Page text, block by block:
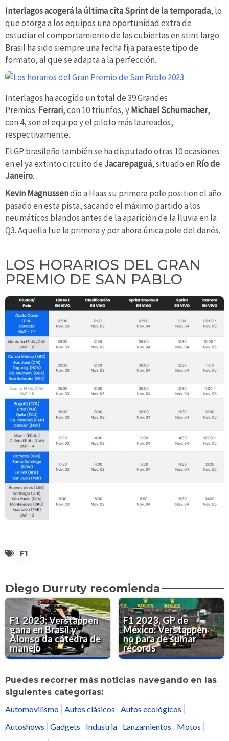
Interlagos acogerá la última cita Sprint de la temporada, lo
que otorga a los equipos una oportunidad extra de
estudiar el comportamiento de las cubiertas en stint largo.
Brasil ha sido siempre una fecha fija para este tipo de
formato, al que se adapta a la perfección.
Interlagos ha acogido un total de 39 Grandes
Premios. Ferrari, con 10 triunfos, yMichael Schumacher,
con 4, son el equipo y el piloto más laureados,
respectivamente.
El GP brasileño también se ha disputado otras 10 ocasiones
en el ya extinto circuito de Jacarepaguá, situado en Río de
Janeiro.
Kevin Magnussendio a Haas su primera pole position el año
pasado en esta pista, sacando el máximo partido a los
neumáticos blandos antes de la aparición de la lluvia en la
Q3. Aquella fue la primera y por ahora única pole del danés.
LOS HORARIOS DEL GRAN
PREMIO DE SAN PABLO
F1
Diego Durruty recomienda
F1 2023: Verstappen
gana en Brasil y
Alonso da cátedra de
manejo
F1 2023, GP de
México: Verstappen
no para de sumar
récords
Puedes recorrer más noticias navegando en las
siguientes categorías:
Automovilismo Autos clásicos
Autos ecológicos
Autoshows
Gadgets Industria Lanzamientos
Motos